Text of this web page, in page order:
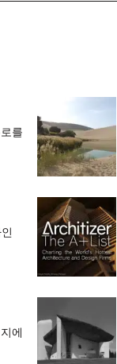
를
에